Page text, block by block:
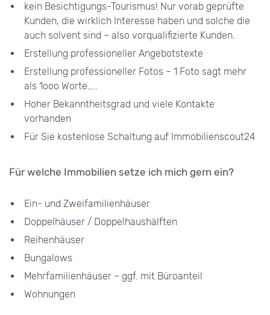
kein Besichtigungs-Tourismus! Nur vorab geprüfte
Kunden, die wirklich Interesse haben und solche die
auch solvent sind – also vorqualifizierte Kunden.
Erstellung professioneller Angebotstexte
Erstellung professioneller Fotos – 1 Foto sagt mehr
als 1ooo Worte…..
Hoher Bekanntheitsgrad und viele Kontakte
vorhanden
Für Sie kostenlose Schaltung auf Immobilienscout24
Für welche Immobilien setze ich mich gern ein?
Ein- und Zweifamilienhäuser
Doppelhäuser / Doppelhaushälften
Reihenhäuser
Bungalows
Mehrfamilienhäuser – ggf. mit Büroanteil
Wohnungen